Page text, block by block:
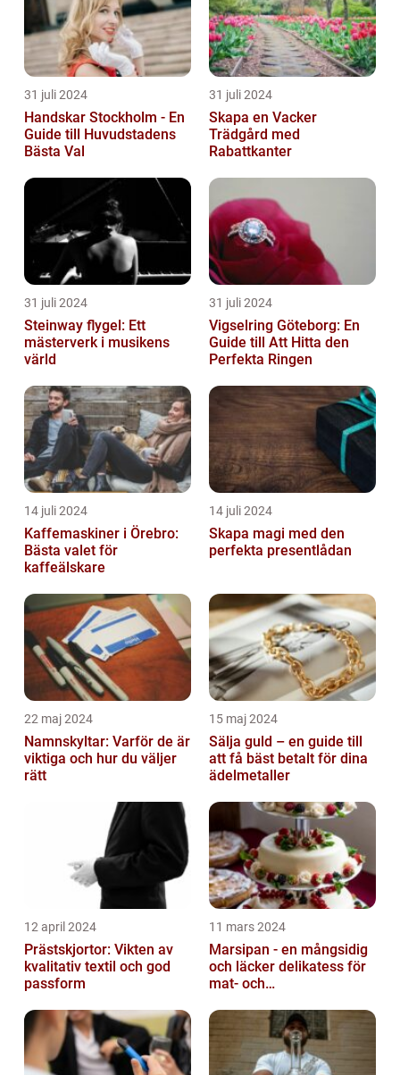
31 juli 2024
Handskar Stockholm - En
Guide till Huvudstadens
Bästa Val
31 juli 2024
Skapa en Vacker
Trädgård med
Rabattkanter
31 juli 2024
Steinway flygel: Ett
mästerverk i musikens
värld
31 juli 2024
Vigselring Göteborg: En
Guide till Att Hitta den
Perfekta Ringen
14 juli 2024
Kaffemaskiner i Örebro:
Bästa valet för
kaffeälskare
14 juli 2024
Skapa magi med den
perfekta presentlådan
22 maj 2024
Namnskyltar: Varför de är
viktiga och hur du väljer
rätt
15 maj 2024
Sälja guld – en guide till
att få bäst betalt för dina
ädelmetaller
12 april 2024
Prästskjortor: Vikten av
kvalitativ textil och god
passform
11 mars 2024
Marsipan - en mångsidig
och läcker delikatess för
mat- och